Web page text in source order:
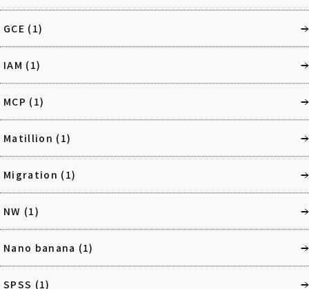
GCE (1)
IAM (1)
MCP (1)
Matillion (1)
Migration (1)
NW (1)
Nano banana (1)
SPSS (1)